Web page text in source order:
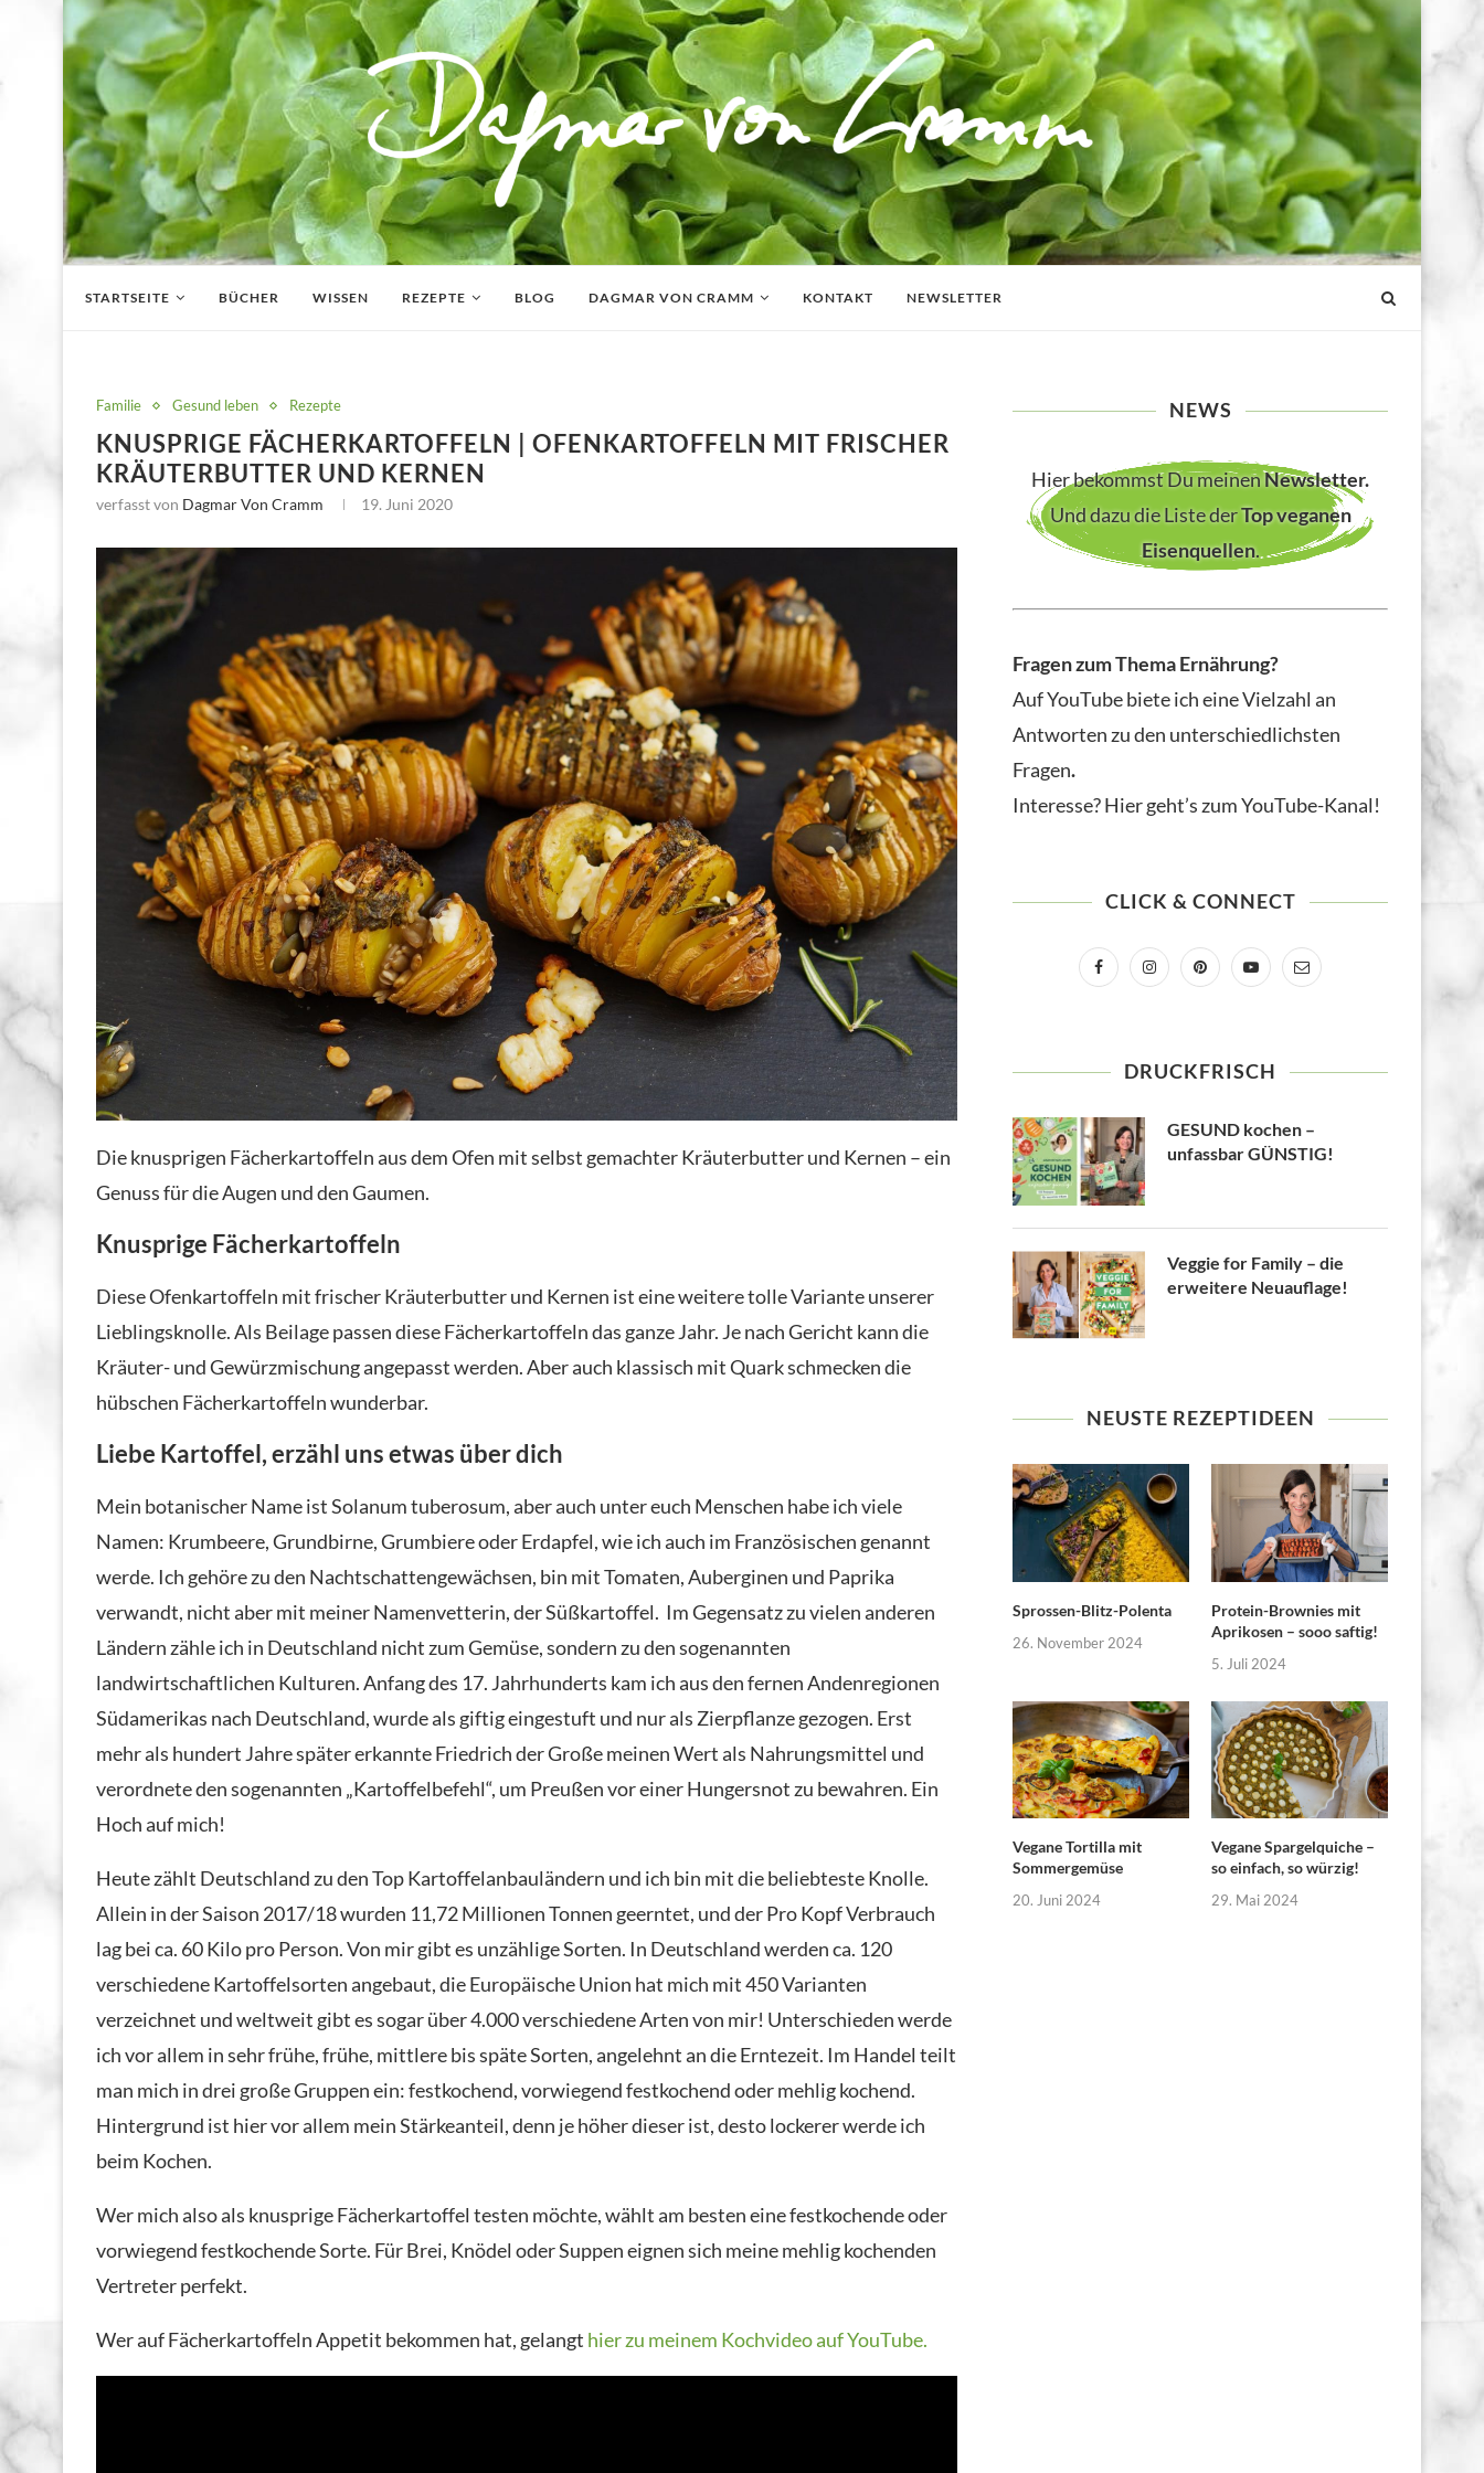
STARTSEITE BÜCHER WISSEN REZEPTE BLOG DAGMAR VON CRAMM KONTAKT NEWSLETTER
Familie Gesund leben Rezepte
KNUSPRIGE FÄCHERKARTOFFELN | OFENKARTOFFELN MIT FRISCHER
KRÄUTERBUTTER UND KERNEN
verfasst von Dagmar Von Cramm 19. Juni 2020
Die knusprigen Fächerkartoffeln aus dem Ofen mit selbst gemachter Kräuterbutter und Kernen – ein
Genuss für die Augen und den Gaumen.
Knusprige Fächerkartoffeln
Diese Ofenkartoffeln mit frischer Kräuterbutter und Kernen ist eine weitere tolle Variante unserer
Lieblingsknolle. Als Beilage passen diese Fächerkartoffeln das ganze Jahr. Je nach Gericht kann die
Kräuter- und Gewürzmischung angepasst werden. Aber auch klassisch mit Quark schmecken die
hübschen Fächerkartoffeln wunderbar.
Liebe Kartoffel, erzähl uns etwas über dich
Mein botanischer Name ist Solanum tuberosum, aber auch unter euch Menschen habe ich viele
Namen: Krumbeere, Grundbirne, Grumbiere oder Erdapfel, wie ich auch im Französischen genannt
werde. Ich gehöre zu den Nachtschattengewächsen, bin mit Tomaten, Auberginen und Paprika
verwandt, nicht aber mit meiner Namenvetterin, der Süßkartoffel. Im Gegensatz zu vielen anderen
Ländern zähle ich in Deutschland nicht zum Gemüse, sondern zu den sogenannten
landwirtschaftlichen Kulturen. Anfang des 17. Jahrhunderts kam ich aus den fernen Andenregionen
Südamerikas nach Deutschland, wurde als giftig eingestuft und nur als Zierpflanze gezogen. Erst
mehr als hundert Jahre später erkannte Friedrich der Große meinen Wert als Nahrungsmittel und
verordnete den sogenannten „Kartoffelbefehl“, um Preußen vor einer Hungersnot zu bewahren. Ein
Hoch auf mich!
Heute zählt Deutschland zu den Top Kartoffelanbauländern und ich bin mit die beliebteste Knolle.
Allein in der Saison 2017/18 wurden 11,72 Millionen Tonnen geerntet, und der Pro Kopf Verbrauch
lag bei ca. 60 Kilo pro Person. Von mir gibt es unzählige Sorten. In Deutschland werden ca. 120
verschiedene Kartoffelsorten angebaut, die Europäische Union hat mich mit 450 Varianten
verzeichnet und weltweit gibt es sogar über 4.000 verschiedene Arten von mir! Unterschieden werde
ich vor allem in sehr frühe, frühe, mittlere bis späte Sorten, angelehnt an die Erntezeit. Im Handel teilt
man mich in drei große Gruppen ein: festkochend, vorwiegend festkochend oder mehlig kochend.
Hintergrund ist hier vor allem mein Stärkeanteil, denn je höher dieser ist, desto lockerer werde ich
beim Kochen.
Wer mich also als knusprige Fächerkartoffel testen möchte, wählt am besten eine festkochende oder
vorwiegend festkochende Sorte. Für Brei, Knödel oder Suppen eignen sich meine mehlig kochenden
Vertreter perfekt.
Wer auf Fächerkartoffeln Appetit bekommen hat, gelangt hier zu meinem Kochvideo auf YouTube.
NEWS
Hier bekommst Du meinenNewsletter.
Und dazu die Liste derTop veganen
Eisenquellen.
Fragen zum Thema Ernährung?
Auf YouTube biete ich eine Vielzahl an
Antworten zu den unterschiedlichsten
Fragen.
Interesse? Hier geht’s zum YouTube-Kanal!
CLICK & CONNECT
DRUCKFRISCH
GESUND kochen –
unfassbar GÜNSTIG!
Veggie for Family – die
erweitere Neuauflage!
NEUSTE REZEPTIDEEN
Sprossen-Blitz-Polenta
26. November 2024
Protein-Brownies mit
Aprikosen – sooo saftig!
5. Juli 2024
Vegane Tortilla mit
Sommergemüse
20. Juni 2024
Vegane Spargelquiche –
so einfach, so würzig!
29. Mai 2024